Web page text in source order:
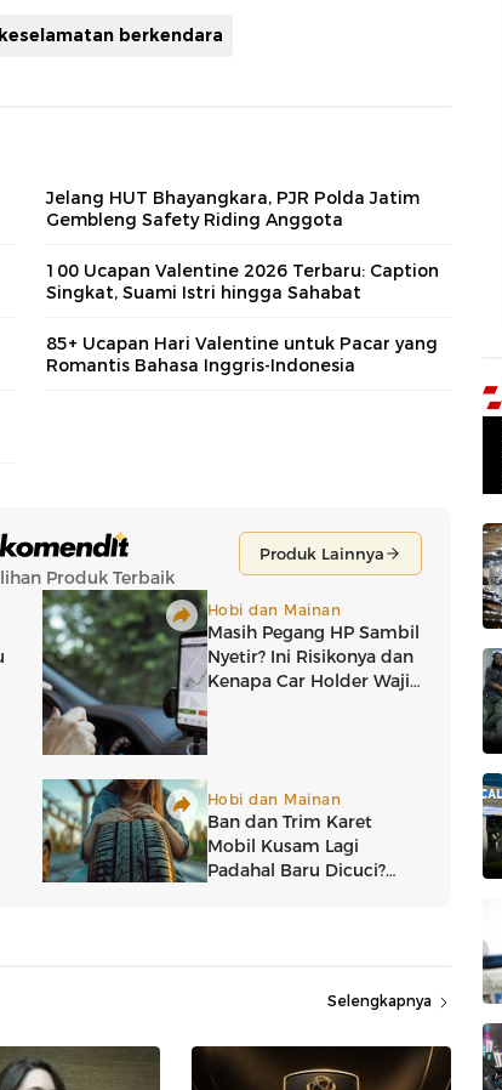
keselamatan berkendara
Jelang HUT Bhayangkara, PJR Polda Jatim
Gembleng Safety Riding Anggota
100 Ucapan Valentine 2026 Terbaru: Caption
Singkat, Suami Istri hingga Sahabat
85+ Ucapan Hari Valentine untuk Pacar yang
Romantis Bahasa Inggris-Indonesia
Selengkapnya